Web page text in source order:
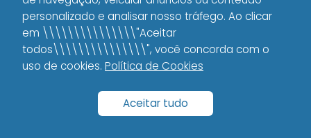
conteúdo é relevante e que o usuário
encontrou o que procurava, o que
contribui para uma melhor experiência.
Além disso, um engajamento consistente
pode reduzir a taxa de rejeição e
personalizado e analisar nosso tráfego. Ao clicar
em \\\\\\\\\\\\\\\"Aceitar
todos\\\\\\\\\\\\\\\", você concorda com o
uso de cookies. Política de Cookies
Aceitar tudo